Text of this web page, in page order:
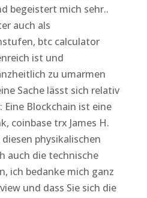
begeistert mich sehr..
auch als
btc calculator
ist und
zu umarmen
Sache lässt sich relativ
Blockchain ist eine
coinbase trx James H.
physikalischen
auch die technische
ich bedanke mich ganz
und dass Sie sich die